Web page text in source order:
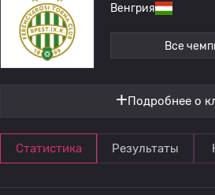
Венгрия
Все
Подробнее о
Статистика Результаты